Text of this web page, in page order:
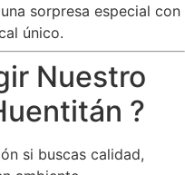
sorpresa especial con
único.
Nuestro
?
si buscas calidad,